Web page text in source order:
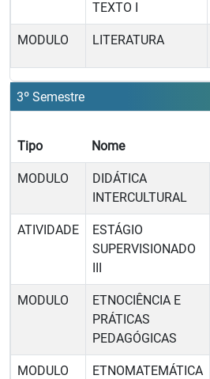
TEXTO I
MODULO LITERATURA
3º Semestre
Tipo Nome
MODULO
DIDÁTICA
INTERCULTURAL
ATIVIDADE
ESTÁGIO
SUPERVISIONADO
III
MODULO
ETNOCIÊNCIA E
PRÁTICAS
PEDAGÓGICAS
MODULO ETNOMATEMÁTICA